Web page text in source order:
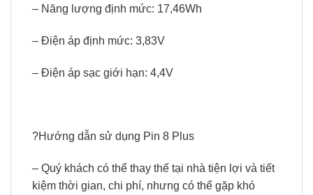
– Năng lượng định mức: 17,46Wh
– Điện áp định mức: 3,83V
– Điện áp sạc giới hạn: 4,4V
?Hướng dẫn sử dụng Pin 8 Plus
– Quý khách có thể thay thế tại nhà tiện lợi và tiết
kiệm thời gian, chi phí, nhưng có thể gặp khó